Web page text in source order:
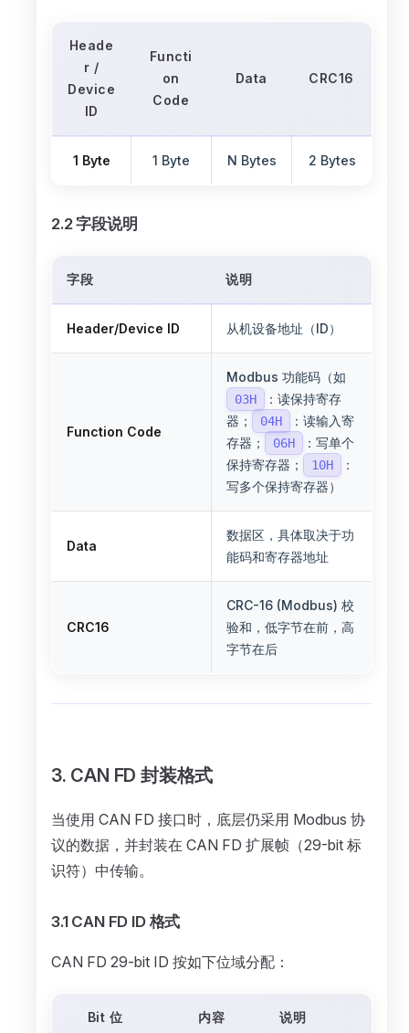
Heade
r /
Device
ID
Functi
on
Code
Data CRC16
1 Byte 1 Byte N Bytes 2 Bytes
2.2 字段说明
字段 说明
Header/Device ID 从机设备地址（ID）
Function Code
Modbus 功能码（如
03H
：读保持寄存
器；
04H
：读输入寄
存器；
06H
：写单个
保持寄存器；
10H
：
写多个保持寄存器）
Data
数据区，具体取决于功
能码和寄存器地址
CRC16
CRC-16 (Modbus) 校
验和，低字节在前，高
字节在后
3. CAN FD 封装格式
当使用 CAN FD 接口时，底层仍采用 Modbus 协
议的数据，并封装在 CAN FD 扩展帧（29-bit 标
识符）中传输。
3.1 CAN FD ID 格式
CAN FD 29-bit ID 按如下位域分配：
Bit 位 内容 说明